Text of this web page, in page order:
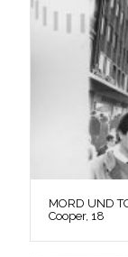
MORD UND
Cooper, 18